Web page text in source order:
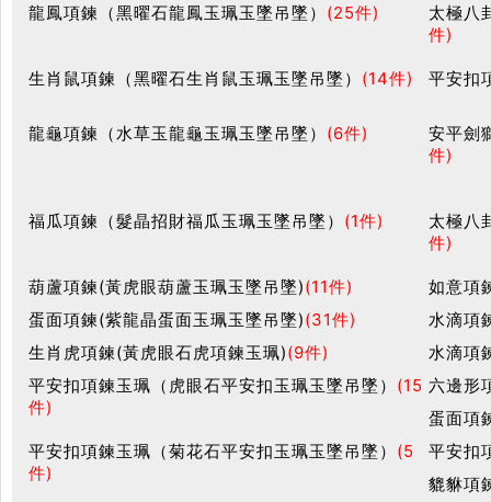
龍鳳項鍊（黑曜石龍鳳玉珮玉墜吊墜） (25件)
太極八
件)
生肖鼠項鍊（黑曜石生肖鼠玉珮玉墜吊墜） (14件) 平安扣
龍龜項鍊（水草玉龍龜玉珮玉墜吊墜） (6件)
安平劍
件)
福瓜項鍊（髮晶招財福瓜玉珮玉墜吊墜） (1件)
太極八
件)
葫蘆項鍊(黃虎眼葫蘆玉珮玉墜吊墜)(11件)
如意項
蛋面項鍊(紫龍晶蛋面玉珮玉墜吊墜)(31件)
水滴項
生肖虎項鍊(黃虎眼石虎項鍊玉珮)(9件)
水滴項
平安扣項鍊玉珮（虎眼石平安扣玉珮玉墜吊墜） (15
件)
六邊形
蛋面項
平安扣項鍊玉珮（菊花石平安扣玉珮玉墜吊墜） (5
件)
平安扣
貔貅項